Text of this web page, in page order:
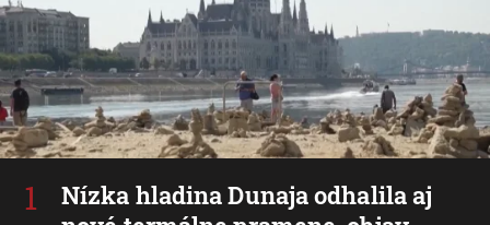
Nízka hladina Dunaja odhalila aj